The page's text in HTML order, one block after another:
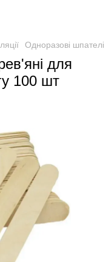
Одноразові
для
100 шт